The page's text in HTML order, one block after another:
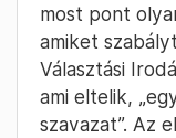
most pont
amiket
Választási
ami eltelik,
szavazat”. Az